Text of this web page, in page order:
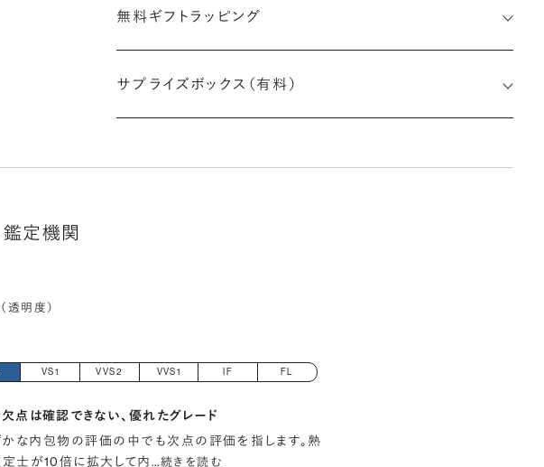
(長さx幅×深さ)
無料ギフトラッピング
サプライズボックス（有料）
鑑定機関
透明度）
VS1 VVS2 VVS1 IF FL
点は確認できない、優れたグレード
な内包物の評価の中でも次点の評価を指します。熟
士が10倍に拡大して内…続きを読む